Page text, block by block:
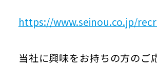
https://www.seinou.co.jp/
当社に興味をお持ちの方のご